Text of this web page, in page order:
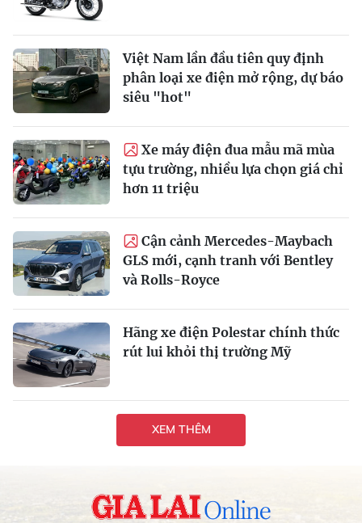
Việt Nam lần đầu tiên quy định
phân loại xe điện mở rộng, dự báo
siêu "hot"
Xe máy điện đua mẫu mã mùa
tựu trường, nhiều lựa chọn giá chỉ
hơn 11 triệu
Cận cảnh Mercedes-Maybach
GLS mới, cạnh tranh với Bentley
và Rolls-Royce
Hãng xe điện Polestar chính thức
rút lui khỏi thị trường Mỹ
XEM THÊM